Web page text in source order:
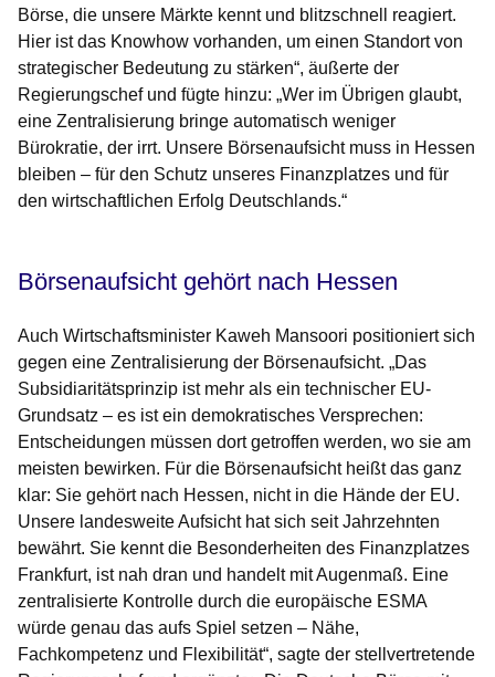
Börse, die unsere Märkte kennt und blitzschnell reagiert.
Hier ist das Knowhow vorhanden, um einen Standort von
strategischer Bedeutung zu stärken“, äußerte der
Regierungschef und fügte hinzu: „Wer im Übrigen glaubt,
eine Zentralisierung bringe automatisch weniger
Bürokratie, der irrt. Unsere Börsenaufsicht muss in Hessen
bleiben – für den Schutz unseres Finanzplatzes und für
den wirtschaftlichen Erfolg Deutschlands.“
Börsenaufsicht gehört nach Hessen
Auch Wirtschaftsminister Kaweh Mansoori positioniert sich
gegen eine Zentralisierung der Börsenaufsicht. „Das
Subsidiaritätsprinzip ist mehr als ein technischer EU-
Grundsatz – es ist ein demokratisches Versprechen:
Entscheidungen müssen dort getroffen werden, wo sie am
meisten bewirken. Für die Börsenaufsicht heißt das ganz
klar: Sie gehört nach Hessen, nicht in die Hände der EU.
Unsere landesweite Aufsicht hat sich seit Jahrzehnten
bewährt. Sie kennt die Besonderheiten des Finanzplatzes
Frankfurt, ist nah dran und handelt mit Augenmaß. Eine
zentralisierte Kontrolle durch die europäische ESMA
würde genau das aufs Spiel setzen – Nähe,
Fachkompetenz und Flexibilität“, sagte der stellvertretende